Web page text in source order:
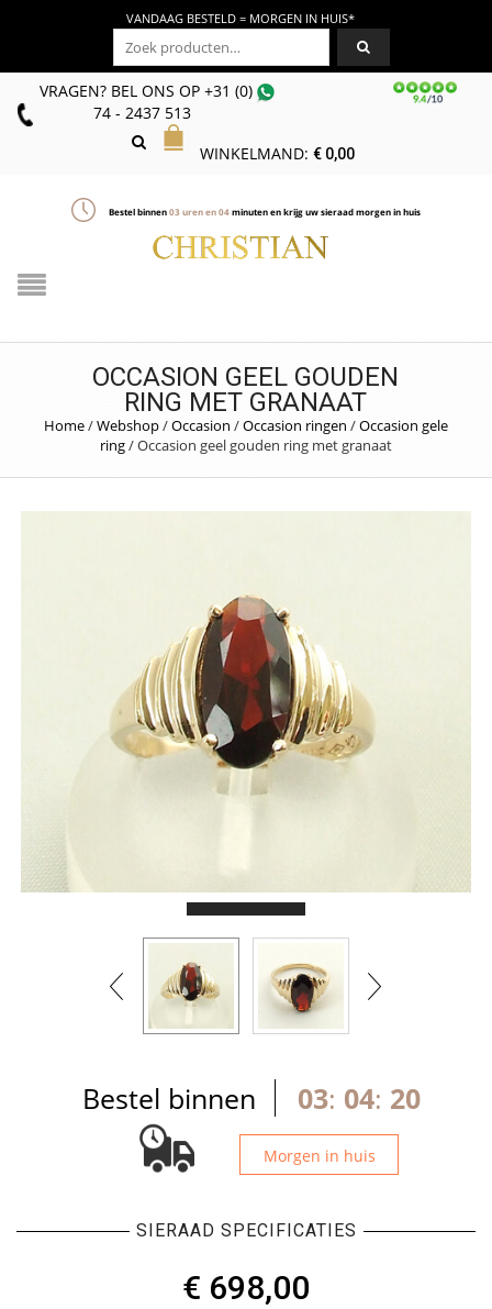
VANDAAG BESTELD = MORGEN IN HUIS*
Zoeken naar:
VRAGEN? BEL ONS OP+31 (0)
74 - 2437 513
WINKELMAND: €0,00
Bestel binnen03uren en04minuten en krijg uw sieraad morgen in huis
OCCASION GEEL GOUDEN
RING MET GRANAAT
Home/Webshop/Occasion /Occasion ringen /Occasion gele
ring/Occasion geel gouden ring met granaat
Bestel binnen 03: 04: 19
Morgen in huis
SIERAAD SPECIFICATIES
€ 698,00